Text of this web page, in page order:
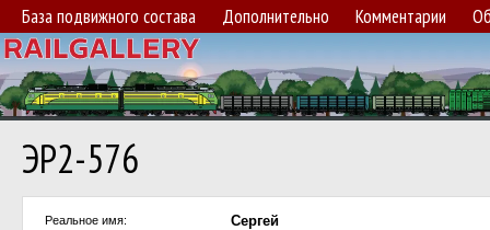
База подвижного состава Дополнительно Комментарии
ЭР2-576
Реальное имя: Сергей